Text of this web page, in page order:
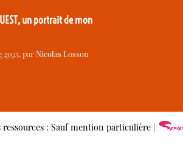
un portrait de mon
2025, parNicolas Losson
: Sauf mention particulière |